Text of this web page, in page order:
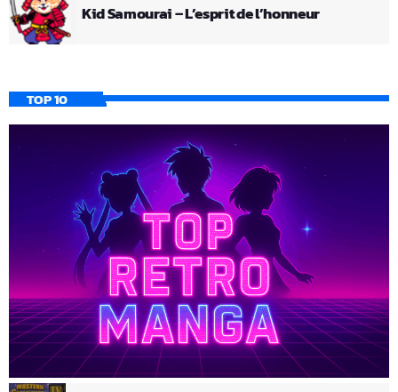
Kid Samourai – L’esprit de l’honneur
TOP 10